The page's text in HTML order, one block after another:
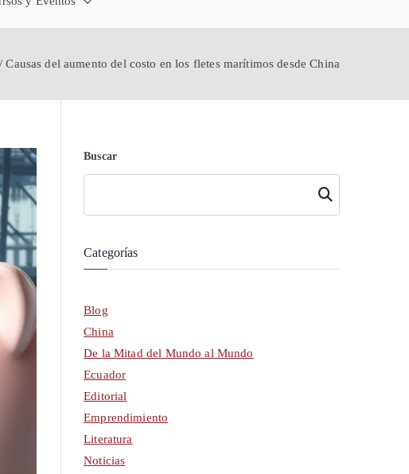
de Comercio Ecuador
Shanghái China
Causas del aumento del costo en los fletes marítimos desde China
Buscar
Buscar
Categorías
Blog
China
De la Mitad del Mundo al Mundo
Ecuador
Editorial
Emprendimiento
Literatura
Noticias